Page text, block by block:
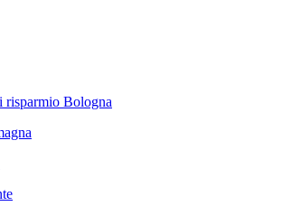
risparmio Bologna